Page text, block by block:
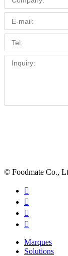
© Foodmate Co.,




Marques
Solutions